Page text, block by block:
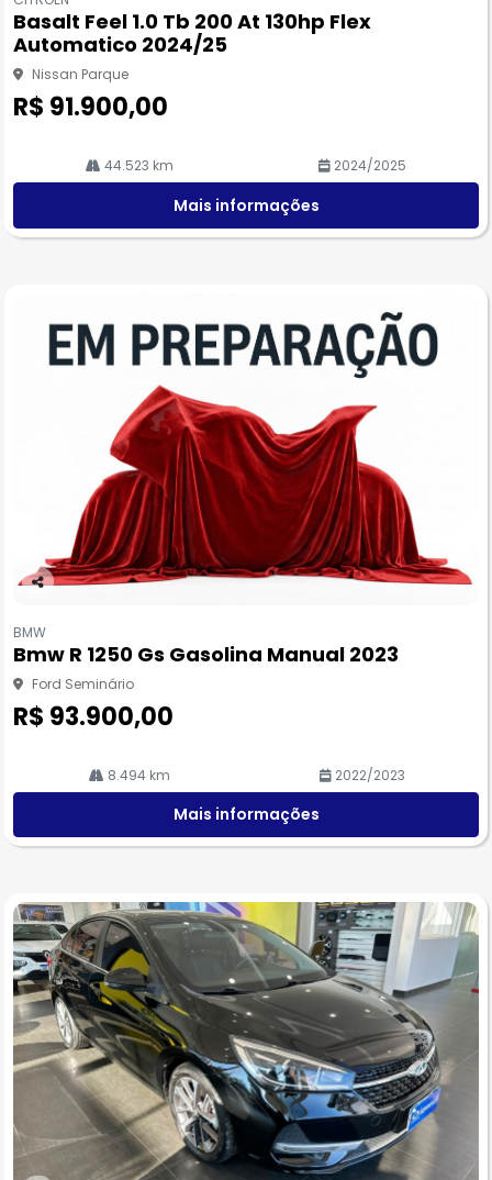
pa
rtil
he
Basalt Feel 1.0 Tb 200 At 130hp Flex
Automatico 2024/25
Nissan Parque
R$ 91.900,00
44.523 km 2024/2025
Mais informações
pa
rtil
he
BMW
Bmw R 1250 Gs Gasolina Manual 2023
Ford Seminário
R$ 93.900,00
8.494 km 2022/2023
Mais informações